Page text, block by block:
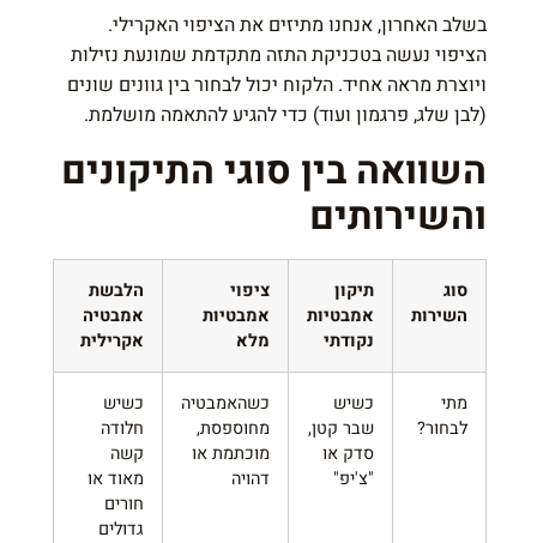
בשלב האחרון, אנחנו מתיזים את הציפוי האקרילי.
הציפוי נעשה בטכניקת התזה מתקדמת שמונעת נזילות
ויוצרת מראה אחיד. הלקוח יכול לבחור בין גוונים שונים
(לבן שלג, פרגמון ועוד) כדי להגיע להתאמה מושלמת.
השוואה בין סוגי התיקונים
והשירותים
סוג
השירות
תיקון
אמבטיות
נקודתי
ציפוי
אמבטיות
מלא
הלבשת
אמבטיה
אקרילית
מתי
לבחור?
כשיש
שבר קטן,
סדק או
"צ'יפ"
כשהאמבטיה
מחוספסת,
מוכתמת או
דהויה
כשיש
חלודה
קשה
מאוד או
חורים
גדולים